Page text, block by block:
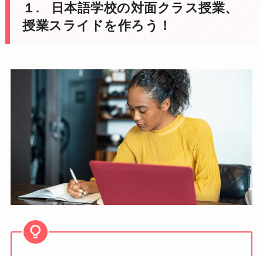
１.
日本語学校の対面クラス授業、
授業スライドを作ろう！